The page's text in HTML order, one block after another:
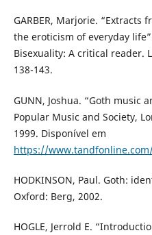
GARBER, Marjorie. “Extracts
the eroticism of everyday
Bisexuality: A critical reader.
138-143.
GUNN, Joshua. “Goth music
Popular Music and Society,
1999. Disponível em
https://
HODKINSON, Paul. Goth:
Oxford: Berg, 2002.
HOGLE, Jerrold E.